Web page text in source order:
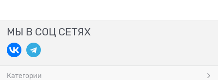
МЫ В СОЦ СЕТЯХ
Категории